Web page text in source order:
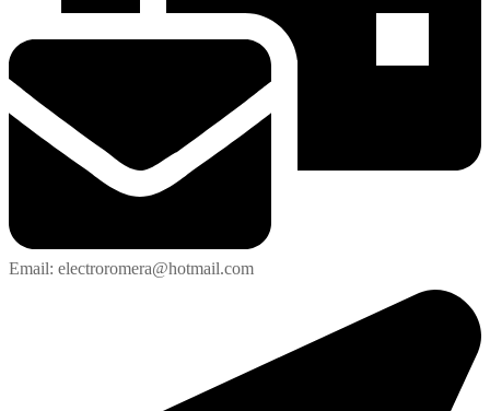
Email: electroromera@hotmail.com